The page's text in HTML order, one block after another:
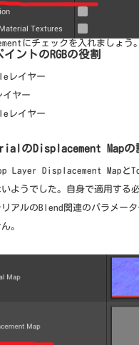
にチェックを入れましょう。
ントのRGBの役割
レイヤー
イヤー
レイヤー
のDisplacement Mapの
Layer Displacement Mapと
ようでした。自身で適用する
アルのBlend関連のパラメー
。